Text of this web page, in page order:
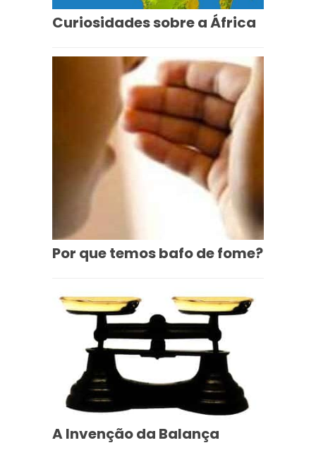
Curiosidades sobre a África
Por que temos bafo de fome?
A Invenção da Balança